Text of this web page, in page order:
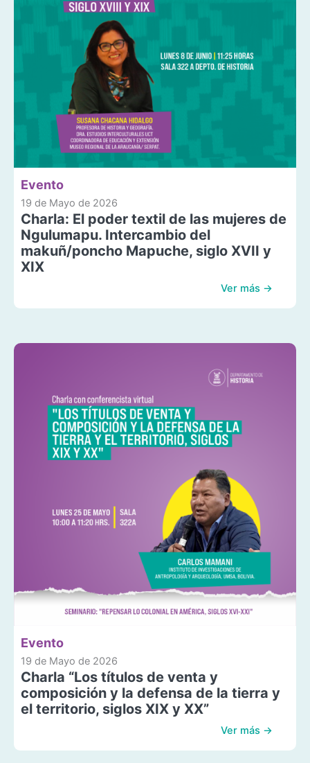
Evento
19 de Mayo de 2026
Charla: El poder textil de las mujeres de
Ngulumapu. Intercambio del
makuñ/poncho Mapuche, siglo XVII y
XIX
Ver más →
Evento
19 de Mayo de 2026
Charla “Los títulos de venta y
composición y la defensa de la tierra y
el territorio, siglos XIX y XX”
Ver más →